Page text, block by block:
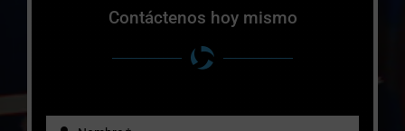
Contáctenos hoy mismo